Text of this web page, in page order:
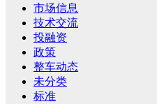
市场信息
技术交流
投融资
政策
整车动态
未分类
标准